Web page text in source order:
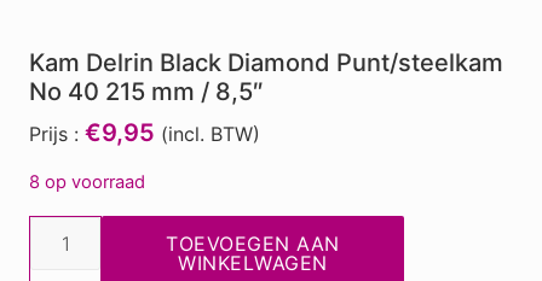
Kam Delrin Black Diamond Punt/steelkam
No 40 215 mm / 8,5″
Prijs : €9,95 (incl. BTW)
8 op voorraad
Kam
TOEVOEGEN AAN
WINKELWAGEN